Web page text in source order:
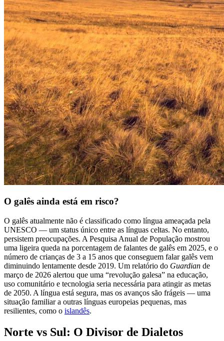
O galês ainda está em risco?
O galês atualmente não é classificado como língua ameaçada pela
UNESCO — um status único entre as línguas celtas. No entanto,
persistem preocupações. A Pesquisa Anual de População mostrou
uma ligeira queda na porcentagem de falantes de galês em 2025, e o
número de crianças de 3 a 15 anos que conseguem falar galês vem
diminuindo lentamente desde 2019. Um relatório do Guardian de
março de 2026 alertou que uma “revolução galesa” na educação,
uso comunitário e tecnologia seria necessária para atingir as metas
de 2050. A língua está segura, mas os avanços são frágeis — uma
situação familiar a outras línguas europeias pequenas, mas
resilientes, como o islandês.
Norte vs Sul: O Divisor de Dialetos